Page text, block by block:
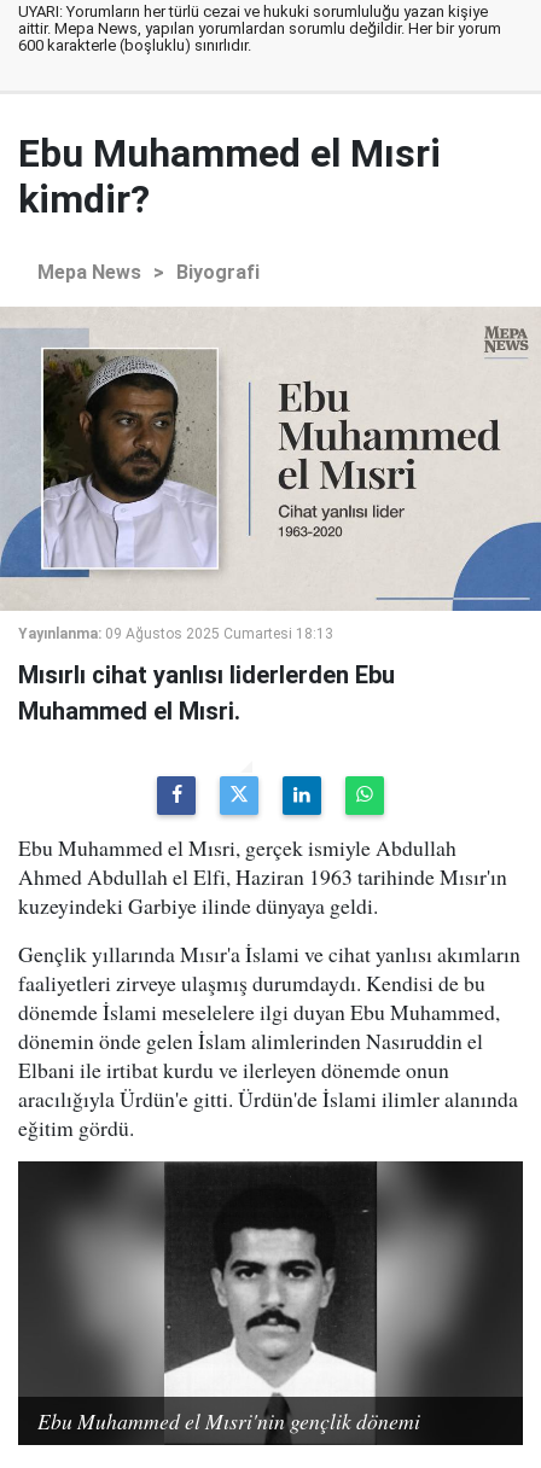
UYARI: Yorumların her türlü cezai ve hukuki sorumluluğu yazan kişiye
aittir. Mepa News, yapılan yorumlardan sorumlu değildir. Her bir yorum
600 karakterle (boşluklu) sınırlıdır.
Ebu Muhammed el Mısri
kimdir?
Mepa News > Biyografi
Yayınlanma: 09 Ağustos 2025 Cumartesi 18:13
Mısırlı cihat yanlısı liderlerden Ebu
Muhammed el Mısri.
Ebu Muhammed el Mısri, gerçek ismiyle Abdullah
Ahmed Abdullah el Elfi, Haziran 1963 tarihinde Mısır'ın
kuzeyindeki Garbiye ilinde dünyaya geldi.
Gençlik yıllarında Mısır'a İslami ve cihat yanlısı akımların
faaliyetleri zirveye ulaşmış durumdaydı. Kendisi de bu
dönemde İslami meselelere ilgi duyan Ebu Muhammed,
dönemin önde gelen İslam alimlerinden Nasıruddin el
Elbani ile irtibat kurdu ve ilerleyen dönemde onun
aracılığıyla Ürdün'e gitti. Ürdün'de İslami ilimler alanında
eğitim gördü.
Ebu Muhammed el Mısri'nin gençlik dönemi